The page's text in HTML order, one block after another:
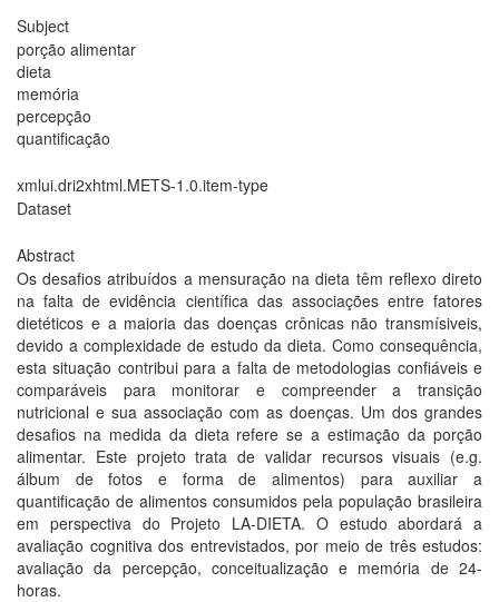
Subject
porção alimentar
dieta
memória
percepção
quantificação
xmlui.dri2xhtml.METS-1.0.item-type
Dataset
Abstract
Os desafios atribuídos a mensuração na dieta têm reflexo direto
na falta de evidência científica das associações entre fatores
dietéticos e a maioria das doenças crônicas não transmísiveis,
devido a complexidade de estudo da dieta. Como consequência,
esta situação contribui para a falta de metodologias confiáveis e
comparáveis para monitorar e compreender a transição
nutricional e sua associação com as doenças. Um dos grandes
desafios na medida da dieta refere se a estimação da porção
alimentar. Este projeto trata de validar recursos visuais (e.g.
álbum de fotos e forma de alimentos) para auxiliar a
quantificação de alimentos consumidos pela população brasileira
em perspectiva do Projeto LA-DIETA. O estudo abordará a
avaliação cognitiva dos entrevistados, por meio de três estudos:
avaliação da percepção, conceitualização e memória de 24-
horas.